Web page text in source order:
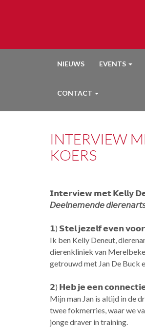
NIEUWS EVENTS
CONTACT
INTERVIEW
KOERS
𝗜𝗻𝘁𝗲𝗿𝘃𝗶𝗲𝘄 𝗺𝗲𝘁 𝗞𝗲𝗹𝗹𝘆
𝘋𝘦𝘦𝘭𝘯𝘦𝘮𝘦𝘯𝘥𝘦
𝟭) 𝗦𝘁𝗲𝗹 𝗷𝗲𝘇𝗲𝗹𝗳 𝗲𝘃𝗲𝗻
Ik ben Kelly Deneut,
dierenkliniek van
getrouwd met Jan De Buck
𝟮) 𝗛𝗲𝗯 𝗷𝗲 𝗲𝗲𝗻
Mijn man Jan is altijd in de
twee fokmerries, waar we
jonge draver in training.